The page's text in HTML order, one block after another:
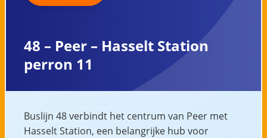
48 – Peer – Hasselt Station
perron 11
Buslijn 48 verbindt het centrum van Peer met
Hasselt Station, een belangrijke hub voor